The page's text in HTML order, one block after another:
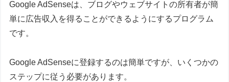
Google AdSenseは、ブログやウェブサイトの所有者が簡
単に広告収入を得ることができるようにするプログラム
です。
Google AdSenseに登録するのは簡単ですが、いくつかの
ステップに従う必要があります。